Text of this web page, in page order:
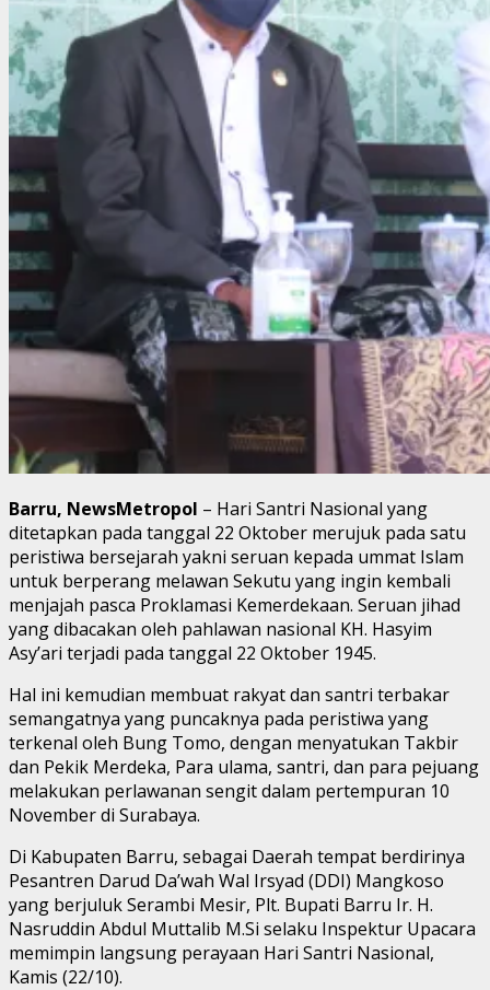
Barru, NewsMetropol – Hari Santri Nasional yang
ditetapkan pada tanggal 22 Oktober merujuk pada satu
peristiwa bersejarah yakni seruan kepada ummat Islam
untuk berperang melawan Sekutu yang ingin kembali
menjajah pasca Proklamasi Kemerdekaan. Seruan jihad
yang dibacakan oleh pahlawan nasional KH. Hasyim
Asy’ari terjadi pada tanggal 22 Oktober 1945.
Hal ini kemudian membuat rakyat dan santri terbakar
semangatnya yang puncaknya pada peristiwa yang
terkenal oleh Bung Tomo, dengan menyatukan Takbir
dan Pekik Merdeka, Para ulama, santri, dan para pejuang
melakukan perlawanan sengit dalam pertempuran 10
November di Surabaya.
Di Kabupaten Barru, sebagai Daerah tempat berdirinya
Pesantren Darud Da’wah Wal Irsyad (DDI) Mangkoso
yang berjuluk Serambi Mesir, Plt. Bupati Barru Ir. H.
Nasruddin Abdul Muttalib M.Si selaku Inspektur Upacara
memimpin langsung perayaan Hari Santri Nasional,
Kamis (22/10).